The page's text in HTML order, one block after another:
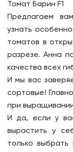
Томат Барин F1
Предлагаем
узнать
томатов в
разрезе. Анна
качества всех
И мы вас
сортовые!
при
И да, если у
вырастить у
только